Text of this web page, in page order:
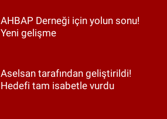
AHBAP Derneği için yolun sonu!
Yeni gelişme
Aselsan tarafından geliştirildi!
Hedefi tam isabetle vurdu